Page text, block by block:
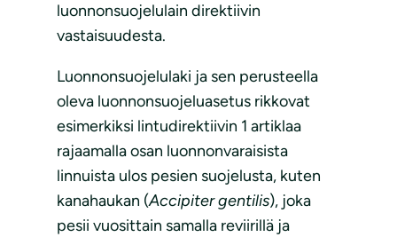
luonnonsuojelulain direktiivin
vastaisuudesta.
Luonnonsuojelulaki ja sen perusteella
oleva luonnonsuojeluasetus rikkovat
esimerkiksi lintudirektiivin 1 artiklaa
rajaamalla osan luonnonvaraisista
linnuista ulos pesien suojelusta, kuten
kanahaukan (Accipiter gentilis), joka
pesii vuosittain samalla reviirillä ja